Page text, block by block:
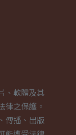
、軟體及其
律之保護。
傳播、出版